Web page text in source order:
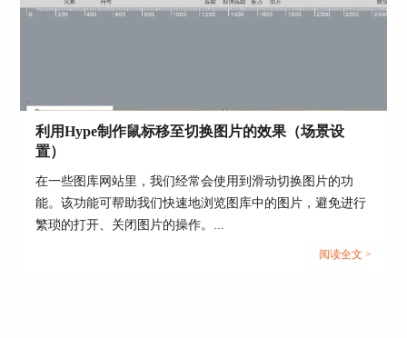
标签和u标签。意味着HTML5的b标签给文字加
利用Hype制作鼠标移至切换图片的效果（场景设
置）
在一些图库网站里，我们经常会使用到滑动切换图片的功
能。该功能可帮助我们快速地浏览图库中的图片，避免进行
繁琐的打开、关闭图片的操作。...
阅读全文 >